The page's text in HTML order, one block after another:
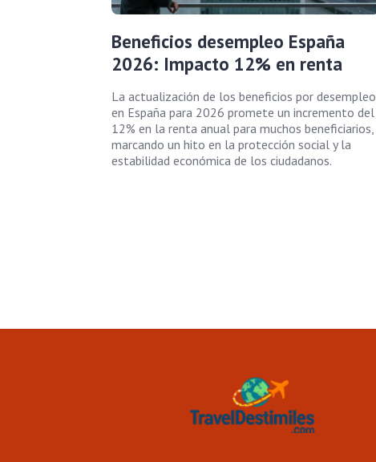
Beneficios desempleo España
2026: Impacto 12% en renta
La actualización de los beneficios por desempleo
en España para 2026 promete un incremento del
12% en la renta anual para muchos beneficiarios,
marcando un hito en la protección social y la
estabilidad económica de los ciudadanos.